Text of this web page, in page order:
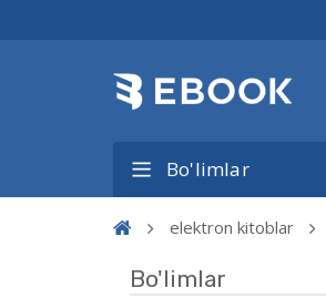
Bo'limlar
elektron kitoblar
Bo'limlar